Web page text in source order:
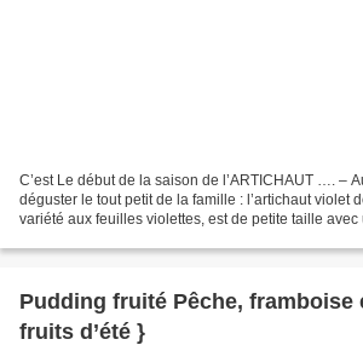
C’est Le début de la saison de l’ARTICHAUT …. –
déguster le tout petit de la famille : l’artichaut violet
variété aux feuilles violettes, est de petite taille avec
Pudding fruité Pêche, framboise
fruits d’été }